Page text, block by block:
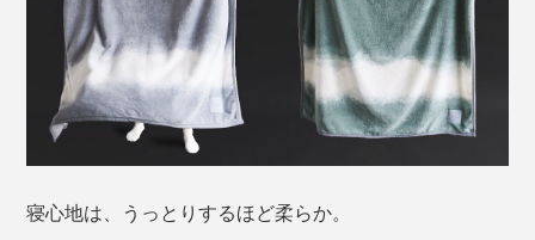
寝心地は、うっとりするほど柔らか。